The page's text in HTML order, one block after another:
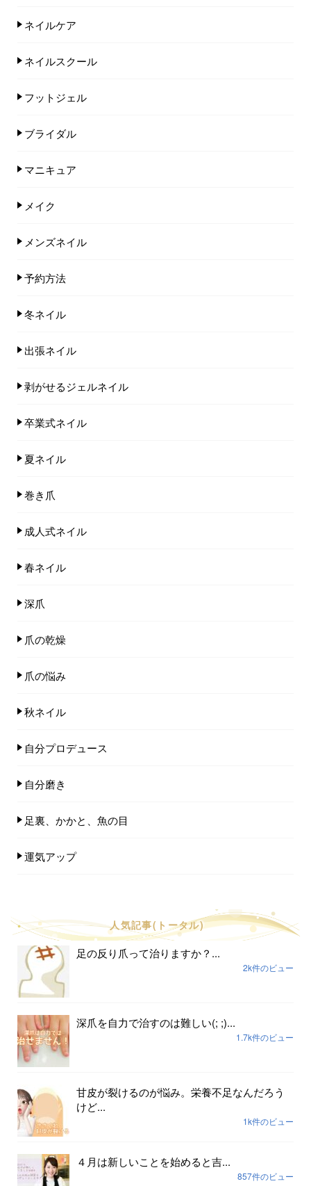
ネイルケア
ネイルスクール
フットジェル
ブライダル
マニキュア
メイク
メンズネイル
予約方法
冬ネイル
出張ネイル
剥がせるジェルネイル
卒業式ネイル
夏ネイル
巻き爪
成人式ネイル
春ネイル
深爪
爪の乾燥
爪の悩み
秋ネイル
自分プロデュース
自分磨き
足裏、かかと、魚の目
運気アップ
人気記事(トータル)
足の反り爪って治りますか？...
2k件のビュー
深爪を自力で治すのは難しい(; ;)...
1.7k件のビュー
甘皮が裂けるのが悩み。栄養不足なんだろう
けど...
1k件のビュー
４月は新しいことを始めると吉...
857件のビュー